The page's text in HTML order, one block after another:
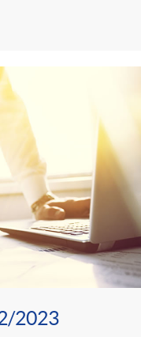
2023